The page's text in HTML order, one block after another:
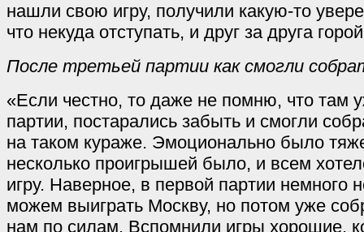
нашли свою игру, получили какую-то
что некуда отступать, и друг за друга
После третьей партии как смогли
«Если честно, то даже не помню, что там
партии, постарались забыть и смогли
на таком кураже. Эмоционально было
несколько проигрышей было, и всем
игру. Наверное, в первой партии немного
можем выиграть Москву, но потом уже
нам по силам. Вспомнили игры хорошие,